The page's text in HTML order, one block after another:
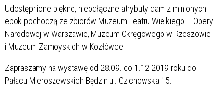
Udostępnione piękne, nieodłączne atrybuty dam z minionych
epok pochodzą ze zbiorów Muzeum Teatru Wielkiego – Opery
Narodowej w Warszawie, Muzeum Okręgowego w Rzeszowie
i Muzeum Zamoyskich w Kozłówce.
Zapraszamy na wystawę od 28.09. do 1.12.2019 roku do
Pałacu Mieroszewskich Będzin ul. Gzichowska 15.